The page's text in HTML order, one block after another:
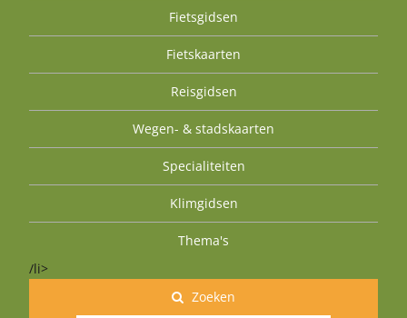
Fietsgidsen
Fietskaarten
Reisgidsen
Wegen- & stadskaarten
Specialiteiten
Klimgidsen
Thema's
/li>
Zoeken